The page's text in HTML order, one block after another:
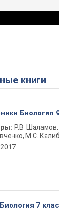
Play
книги
Биология
Р.В. Шаламов,
М.С.
2017
7